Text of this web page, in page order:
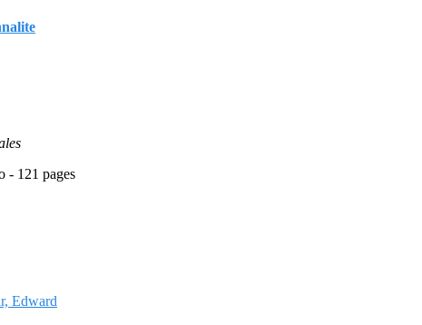
- 121 pages
Edward